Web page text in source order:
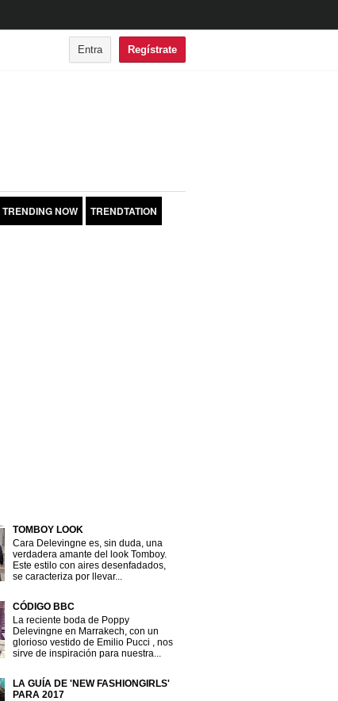
Entra Regístrate
TRENDING NOW TRENDTATION
TOMBOY LOOK
Cara Delevingne es, sin duda, una
verdadera amante del look Tomboy.
Este estilo con aires desenfadados,
se caracteriza por llevar...
CÓDIGO BBC
La reciente boda de Poppy
Delevingne en Marrakech, con un
glorioso vestido de Emilio Pucci , nos
sirve de inspiración para nuestra...
LA GUÍA DE 'NEW FASHIONGIRLS'
PARA 2017